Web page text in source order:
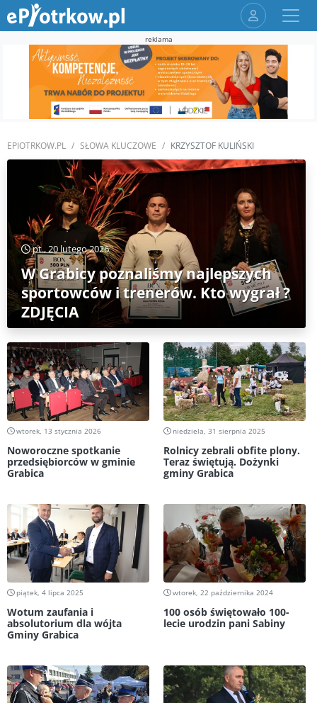
reklama
EPIOTRKOW.PL SŁOWA KLUCZOWE KRZYSZTOF KULIŃSKI
pt., 20 lutego 2026
W Grabicy poznaliśmy najlepszych
sportowców i trenerów. Kto wygrał ?
ZDJĘCIA
wtorek, 13 stycznia 2026
Noworoczne spotkanie
przedsiębiorców w gminie
Grabica
niedziela, 31 sierpnia 2025
Rolnicy zebrali obfite plony.
Teraz świętują. Dożynki
gminy Grabica
piątek, 4 lipca 2025
Wotum zaufania i
absolutorium dla wójta
Gminy Grabica
wtorek, 22 października 2024
100 osób świętowało 100-
lecie urodzin pani Sabiny